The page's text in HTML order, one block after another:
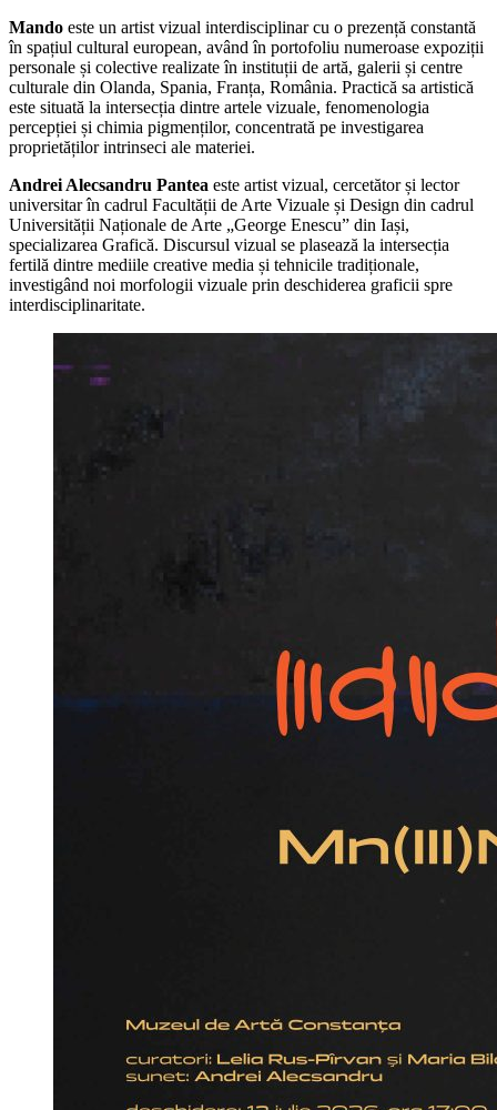
Mando este un artist vizual interdisciplinar cu o prezență constantă
în spațiul cultural european, având în portofoliu numeroase expoziții
personale și colective realizate în instituții de artă, galerii și centre
culturale din Olanda, Spania, Franța, România. Practică sa artistică
este situată la intersecția dintre artele vizuale, fenomenologia
percepției și chimia pigmenților, concentrată pe investigarea
proprietăților intrinseci ale materiei.
Andrei Alecsandru Pantea este artist vizual, cercetător și lector
universitar în cadrul Facultății de Arte Vizuale și Design din cadrul
Universității Naționale de Arte „George Enescu” din Iași,
specializarea Grafică. Discursul vizual se plasează la intersecția
fertilă dintre mediile creative media și tehnicile tradiționale,
investigând noi morfologii vizuale prin deschiderea graficii spre
interdisciplinaritate.